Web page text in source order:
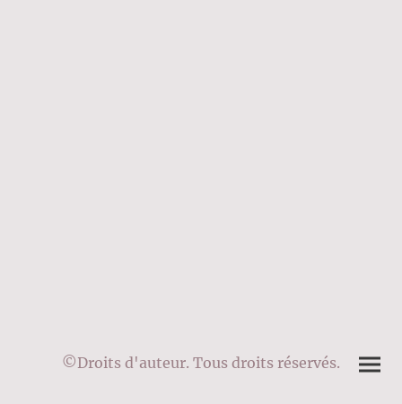
©Droits d'auteur. Tous droits réservés.